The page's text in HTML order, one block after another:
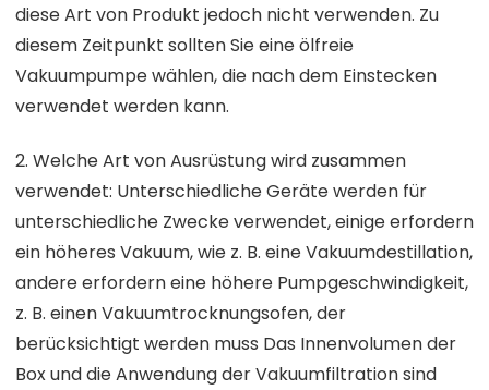
diese Art von Produkt jedoch nicht verwenden. Zu
diesem Zeitpunkt sollten Sie eine ölfreie
Vakuumpumpe wählen, die nach dem Einstecken
verwendet werden kann.
2. Welche Art von Ausrüstung wird zusammen
verwendet: Unterschiedliche Geräte werden für
unterschiedliche Zwecke verwendet, einige erfordern
ein höheres Vakuum, wie z. B. eine Vakuumdestillation,
andere erfordern eine höhere Pumpgeschwindigkeit,
z. B. einen Vakuumtrocknungsofen, der
berücksichtigt werden muss Das Innenvolumen der
Box und die Anwendung der Vakuumfiltration sind